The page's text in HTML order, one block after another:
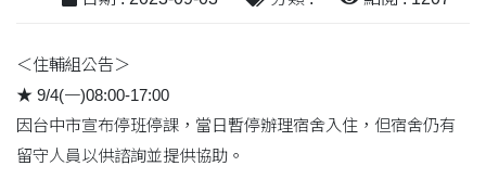
＜住輔組公告＞
★ 9/4(一)08:00-17:00
因台中市宣布停班停課，當日暫停辦理宿舍入住，但宿舍仍有
留守人員以供諮詢並提供協助。